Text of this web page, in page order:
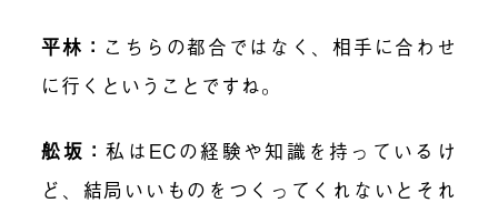
平林： こちらの都合ではなく、相手に合わせ
に行くということですね。
舩坂：私はECの経験や知識を持っているけ
ど、結局いいものをつくってくれないとそれ